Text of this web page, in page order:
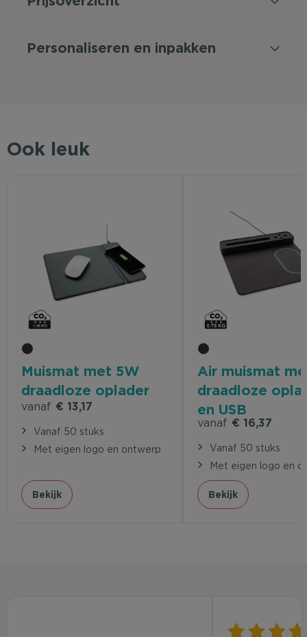
Personaliseren en inpakken
Ook leuk
Muismat met 5W
draadloze oplader
vanaf € 13,17
Vanaf 50 stuks
Met eigen logo en ontwerp
Bekijk
Air muismat
draadloze
en USB
vanaf € 16,37
Vanaf 50 stuks
Met eigen logo en
Bekijk